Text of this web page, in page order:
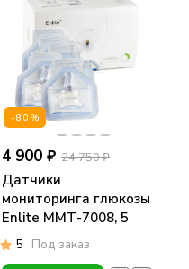
-80%
4 900 ₽ 24 750 ₽
Датчики
мониторинга глюкозы
Enlite ММТ-7008, 5
шт.
5 Под заказ